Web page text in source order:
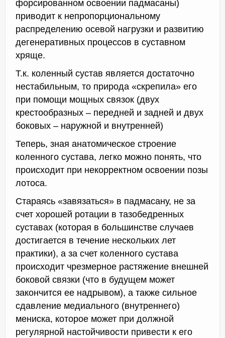
форсированном освоении падмасаны)
приводит к непропорциональному
распределению осевой нагрузки и развитию
дегенеративных процессов в суставном
хряще.
Т.к. коленный сустав является достаточно
нестабильным, то природа «скрепила» его
при помощи мощных связок (двух
крестообразных – передней и задней и двух
боковых – наружной и внутренней)
Теперь, зная анатомическое строение
коленного сустава, легко можно понять, что
происходит при некорректном освоении позы
лотоса.
Стараясь «завязаться» в падмасану, не за
счет хорошей ротации в тазобедренных
суставах (которая в большинстве случаев
достигается в течение нескольких лет
практики), а за счет коленного сустава
происходит чрезмерное растяжение внешней
боковой связки (что в будущем может
закончится ее надрывом), а также сильное
сдавление медиального (внутреннего)
мениска, которое может при должной
регулярной настойчивости привести к его